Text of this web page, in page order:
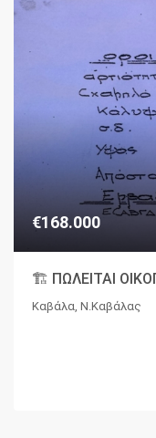
€168.000
Καβάλα, Ν.Καβάλας